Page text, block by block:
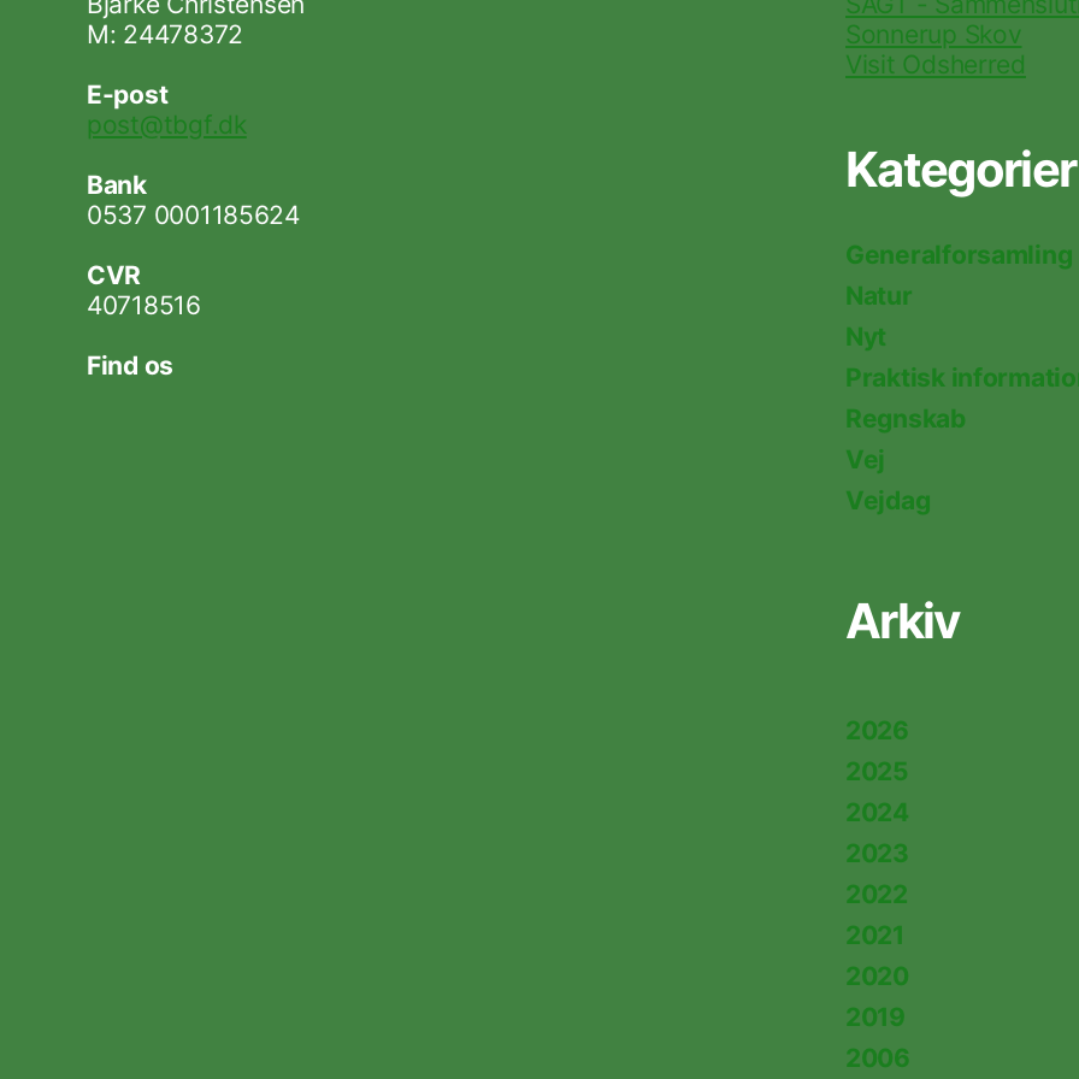
M: 24478372
E-post
post@tbgf.dk
Bank
0537 0001185624
CVR
40718516
Find os
Sonnerup Skov
Visit Odsherred
Kategorier
Generalforsamling
Natur
Nyt
Praktisk
Regnskab
Vej
Vejdag
Arkiv
2026
2025
2024
2023
2022
2021
2020
2019
2006